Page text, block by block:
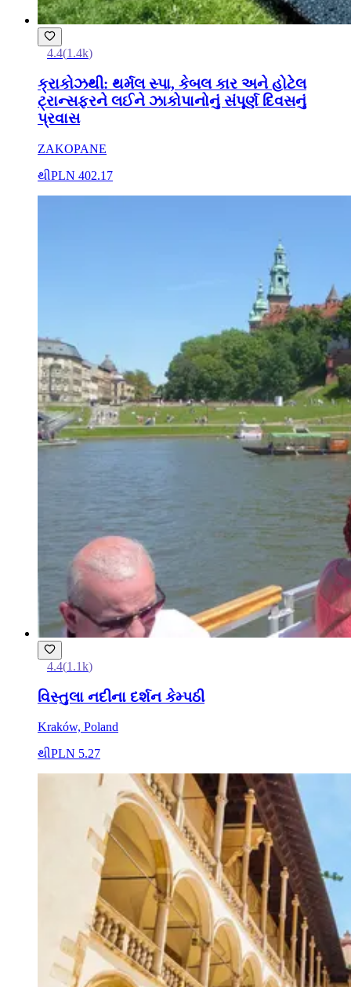
4.4(1.4k)
ક્રાકોઝથી: થર્મલ સ્પા, કેબલ કાર અને હોટેલ
ટ્રાન્સફરને લઈને ઝાકોપાનોનું સંપૂર્ણ દિવસનું
પ્રવાસ
ZAKOPANE
થીPLN 402.17
4.4(1.1k)
વિસ્તુલા નદીના દર્શન કેમ્પઠી
Kraków, Poland
થીPLN 5.27